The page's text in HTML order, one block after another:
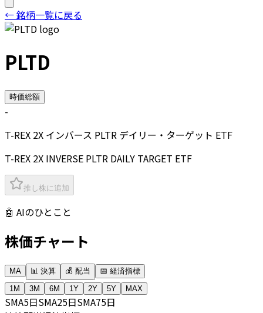
← 銘柄一覧に戻る
PLTD
時価総額
-
T-REX 2X インバース PLTR デイリー・ターゲット ETF
T-REX 2X INVERSE PLTR DAILY TARGET ETF
推し株に追加
🤖 AIのひとこと
株価チャート
MA 📊 決算 💰 配当
📅 経済指標
1M
3M 6M 1Y 2Y 5Y MAX
SMA5日SMA25日SMA75日